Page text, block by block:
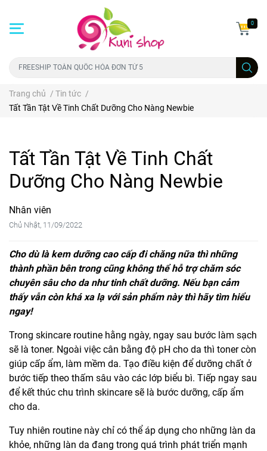
0
Trang chủ / Tin tức /
Tất Tần Tật Về Tinh Chất Dưỡng Cho Nàng Newbie
Tất Tần Tật Về Tinh Chất
Dưỡng Cho Nàng Newbie
Nhân viên
Chủ Nhật, 11/09/2022
Cho dù là kem dưỡngcao cấp đi chăng nữa thì những
thành phần bên trong cũng không thể hỗ trợ chăm sóc
chuyên sâu cho da như tinh chất dưỡng. Nếu bạn cảm
thấy vẫn còn khá xa lạ với sản phẩm này thì hãy tìm hiểu
ngay!
Trong skincare routine hằng ngày, ngay sau bước làm sạch
sẽ là toner. Ngoài việc cân bằng độ pH cho da thì toner còn
giúp cấp ẩm, làm mềm da. Tạo điều kiện để dưỡng chất ở
bước tiếp theo thấm sâu vào các lớp biểu bì. Tiếp ngay sau
để kết thúc chu trình skincare sẽ là bước dưỡng, cấp ẩm
cho da.
Tuy nhiên routine này chỉ có thể áp dụng cho những làn da
khỏe, những làn da đang trong quá trình phát triển mạnh